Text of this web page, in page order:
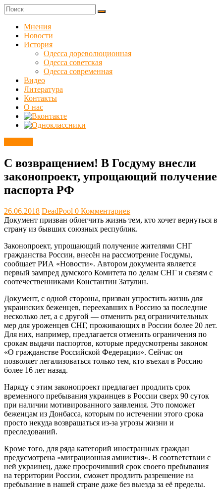
Skip
to
content
Куликовец
Сайт
одесского
сопротивления
Мнения
Новости
История
Одесса дореволюционная
Одесса советская
Одесса современная
Видео
Литература
Контакты
О нас
С возвращением! В Госдуму внесли
законопроект, упрощающий получение
паспорта РФ
26.06.2018 DeadPool 0 Комментариев
Документ призван облегчить жизнь тем, кто хочет вернуться в
страну из бывших союзных республик.
Законопроект, упрощающий получение жителями СНГ
гражданства России, внесён на рассмотрение Госдумы,
сообщает РИА «Новости». Автором документа является
первый зампред думского Комитета по делам СНГ и связям с
соотечественниками Константин Затулин.
Документ, с одной стороны, призван упростить жизнь для
украинских беженцев, переехавших в Россию за последние
несколько лет, а с другой — отменить ряд ограничительных
мер для уроженцев СНГ, проживающих в России более 20 лет.
Для них, например, предлагается отменить ограничения по
срокам выдачи паспортов, которые предусмотрены законом
«О гражданстве Российской Федерации». Сейчас он
позволяет легализоваться только тем, кто въехал в Россию
более 16 лет назад.
Наряду с этим законопроект предлагает продлить срок
временного пребывания украинцев в России сверх 90 суток
при наличии мотивированного заявления. Это поможет
беженцам из Донбасса, которым по истечении этого срока
просто некуда возвращаться из-за угрозы жизни и
преследований.
Кроме того, для ряда категорий иностранных граждан
предусмотрена «миграционная амнистия». В соответствии с
ней украинец, даже просрочивший срок своего пребывания
на территории России, сможет продлить разрешение на
пребывание в нашей стране даже без выезда за её пределы.